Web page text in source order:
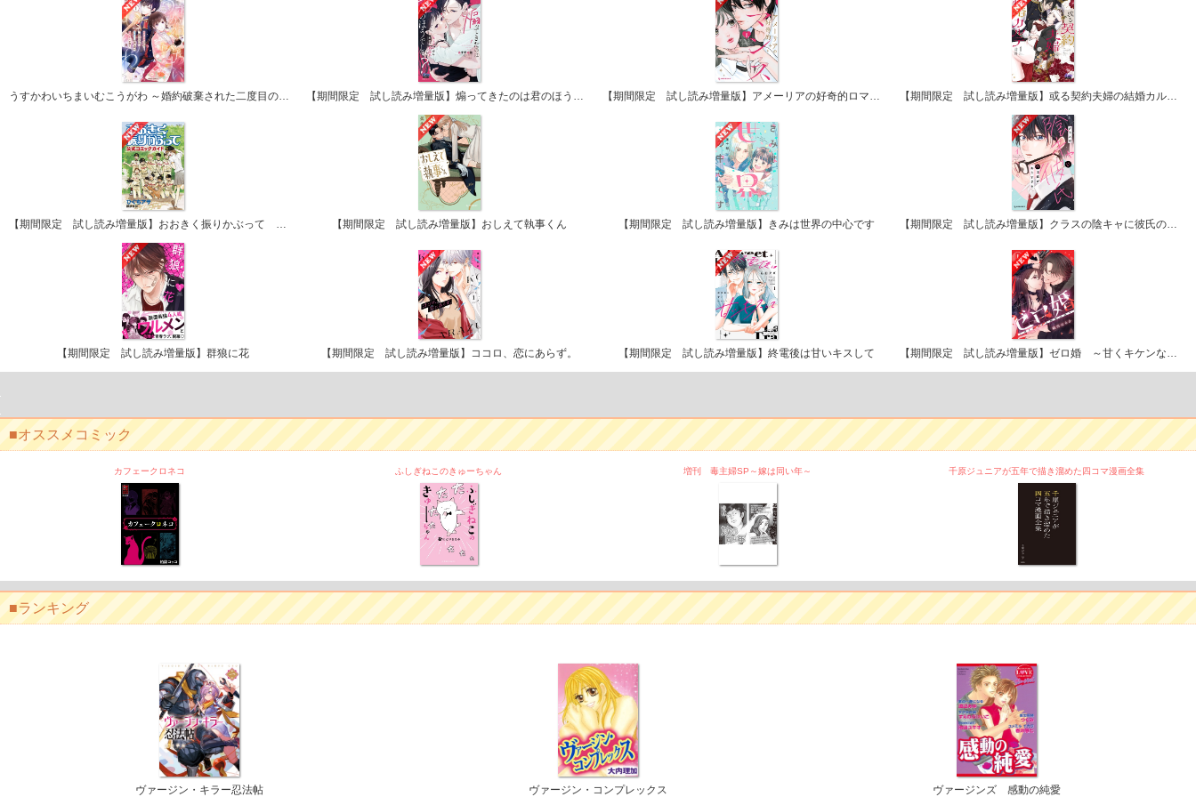
【期間限定 試し読み増量版】或る契約夫婦の結婚カルテ【単行本版】
【期間限定 試し読み増量版】おおきく振りかぶって 公式コミックガイド 【期間限定 試し読み増量版】おしえて執事くん 【期間限定 試し読み増量版】きみは世界の中心です 【期間限定 試し読み増量版】クラスの陰キャに彼氏の才能がありすぎる
【期間限定 試し読み増量版】群狼に花 【期間限定 試し読み増量版】ココロ、恋にあらず。 【期間限定 試し読み増量版】終電後は甘いキスして
オススメコミック
カフェークロネコ ふしぎねこのきゅーちゃん 増刊 毒主婦SP～嫁は同い年～ 千原ジュニアが五年で描き溜めた四コマ漫画全集
ランキング
ヴァージン・キラー忍法帖 ヴァージン・コンプレックス ヴァージンズ 感動の純愛